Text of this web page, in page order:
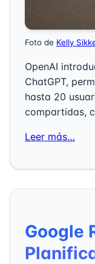
Foto de Kelly
OpenAI
ChatGPT,
hasta 20
compartidas,
Leer más…
Google